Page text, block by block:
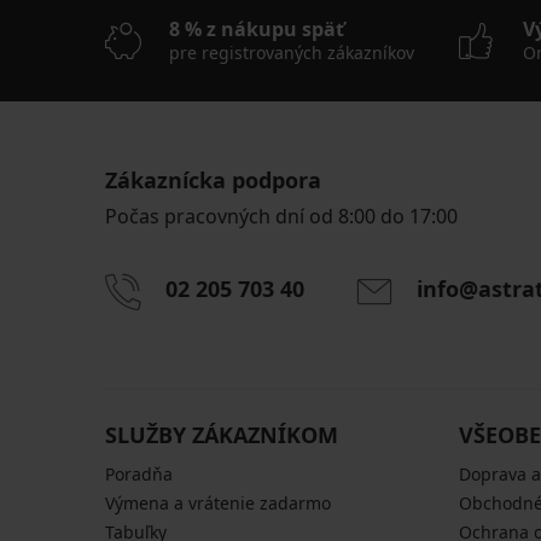
8 % z nákupu späť
pre registrovaných zákazníkov
Zákaznícka podpora
Počas pracovných dní od 8:00 do 17:00
02 205 703 40
SLUŽBY ZÁKAZNÍKOM
Poradňa
Výmena a vrátenie zadarmo
Tabuľky
Doprava
Ochrana